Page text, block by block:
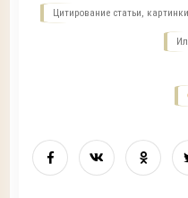
Цитирование статьи,